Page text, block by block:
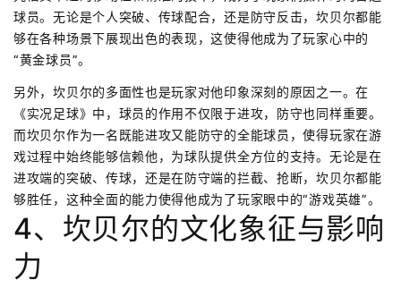
球员。无论是个人突破、传球配合，还是防守反击，坎贝尔都能
够在各种场景下展现出色的表现，这使得他成为了玩家心中的
“黄金球员”。
另外，坎贝尔的多面性也是玩家对他印象深刻的原因之一。在
《实况足球》中，球员的作用不仅限于进攻，防守也同样重要。
而坎贝尔作为一名既能进攻又能防守的全能球员，使得玩家在游
戏过程中始终能够信赖他，为球队提供全方位的支持。无论是在
进攻端的突破、传球，还是在防守端的拦截、抢断，坎贝尔都能
够胜任，这种全面的能力使得他成为了玩家眼中的“游戏英雄”。
4、坎贝尔的文化象征与影响
力